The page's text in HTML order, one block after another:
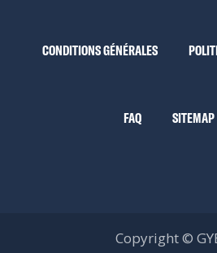
CONDITIONS GÉNÉRALES
FAQ SITEMAP
Copyright ©